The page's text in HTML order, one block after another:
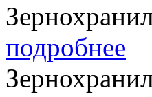
подробнее